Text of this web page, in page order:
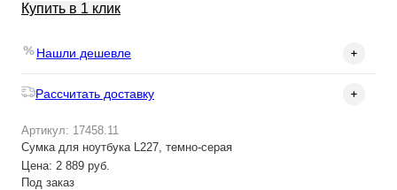
Купить в 1 клик
Нашли дешевле
Рассчитать доставку
Артикул: 17458.11
Cумка для ноутбука L227, темно-серая
Цена: 2 889 руб.
Под заказ